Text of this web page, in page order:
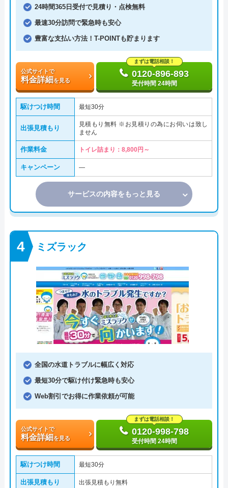
24時間365日受付で見積り・点検無料
最速30分訪問で緊急時も安心
豊富な支払い方法！T-POINTも貯まります
公式サイトで
料金詳細を見る
まずは電話相談！
0120-896-893
受付時間 24時間
駆けつけ時間 最短30分
出張見積もり
見積もり無料 ※お見積りの為にお伺いは致し
ません
作業料金 トイレ詰まり：8,800円～
キャンペーン ―
サービスの内容をもっと見る
ミズラック
全国の水道トラブルに幅広く対応
最短30分で駆け付け緊急時も安心
Web割引でお得に作業依頼が可能
公式サイトで
料金詳細を見る
まずは電話相談！
0120-998-798
受付時間 24時間
駆けつけ時間 最短30分
出張見積もり 出張見積もり無料